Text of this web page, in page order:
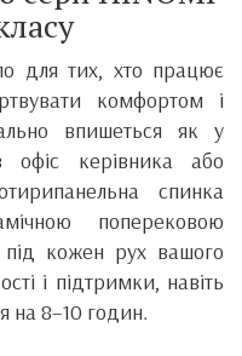
для тих, хто працює
комфортом і
впишеться як у
керівника або
спинка
поперековою
під кожен рух вашого
і підтримки, навіть
на 8–10 годин.